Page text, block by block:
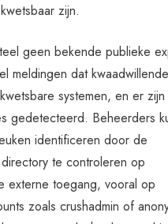
zijn.
geen bekende publieke
meldingen dat
systemen, en er zijn
gedetecteerd. Beheerders
identificeren door de
directory te controleren op
externe toegang, vooral op
zoals crushadmin of